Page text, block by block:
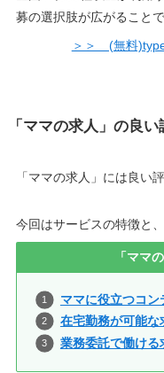
募の選択肢が広がることで
＞＞ (無料
「ママの求人」の良
「ママの求人」には良い
今回はサービスの特徴と
「ママ
ママに役立つコ
在宅勤務が可能な
業務委託で働ける